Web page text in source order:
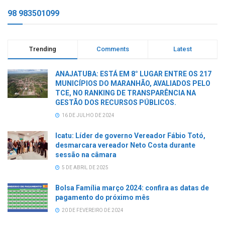
98 983501099
Trending Comments Latest
ANAJATUBA: ESTÁ EM 8° LUGAR ENTRE OS 217
MUNICÍPIOS DO MARANHÃO, AVALIADOS PELO
TCE, NO RANKING DE TRANSPARÊNCIA NA
GESTÃO DOS RECURSOS PÚBLICOS.
16 DE JULHO DE 2024
Icatu: Líder de governo Vereador Fábio Totó,
desmarcara vereador Neto Costa durante
sessão na câmara
5 DE ABRIL DE 2025
Bolsa Família março 2024: confira as datas de
pagamento do próximo mês
20 DE FEVEREIRO DE 2024